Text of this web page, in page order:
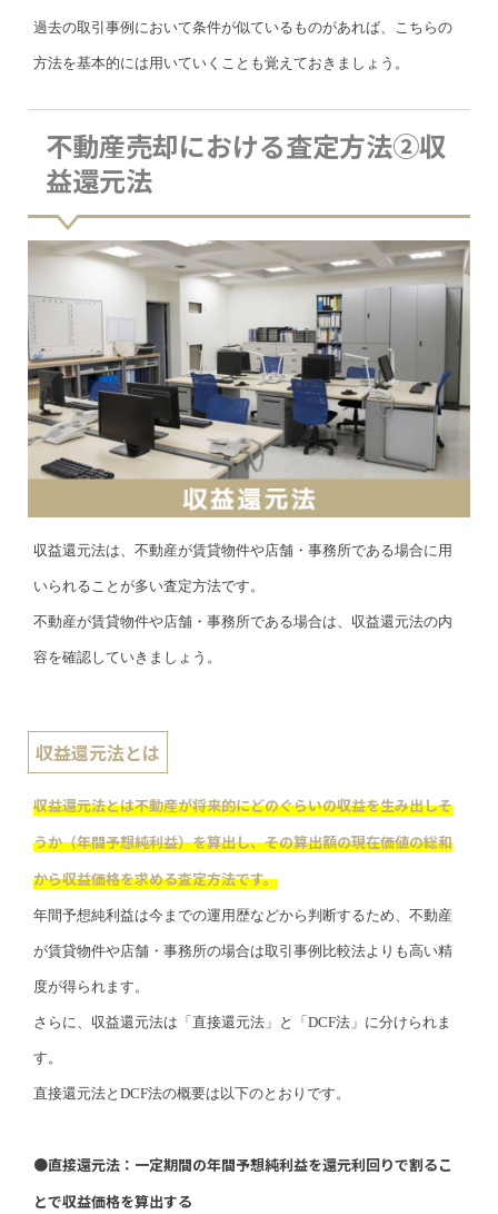
過去の取引事例において条件が似ているものがあれば、こちらの
方法を基本的には用いていくことも覚えておきましょう。
不動産売却における査定方法②収
益還元法
収益還元法は、不動産が賃貸物件や店舗・事務所である場合に用
いられることが多い査定方法です。
不動産が賃貸物件や店舗・事務所である場合は、収益還元法の内
容を確認していきましょう。
収益還元法とは
収益還元法とは不動産が将来的にどのぐらいの収益を生み出しそ
うか（年間予想純利益）を算出し、その算出額の現在価値の総和
から収益価格を求める査定方法です。
年間予想純利益は今までの運用歴などから判断するため、不動産
が賃貸物件や店舗・事務所の場合は取引事例比較法よりも高い精
度が得られます。
さらに、収益還元法は「直接還元法」と「DCF法」に分けられま
す。
直接還元法とDCF法の概要は以下のとおりです。
●直接還元法：一定期間の年間予想純利益を還元利回りで割るこ
とで収益価格を算出する